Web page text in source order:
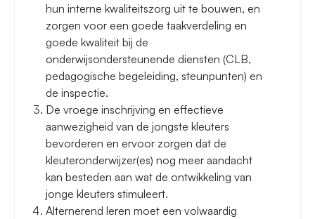
hun interne kwaliteitszorg uit te bouwen, en
zorgen voor een goede taakverdeling en
goede kwaliteit bij de
onderwijsondersteunende diensten (CLB,
pedagogische begeleiding, steunpunten) en
de inspectie.
De vroege inschrijving en effectieve
aanwezigheid van de jongste kleuters
bevorderen en ervoor zorgen dat de
kleuteronderwijzer(es) nog meer aandacht
kan besteden aan wat de ontwikkeling van
jonge kleuters stimuleert.
Alternerend leren moet een volwaardig